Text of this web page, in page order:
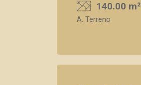
140.00 m²
A. Terreno